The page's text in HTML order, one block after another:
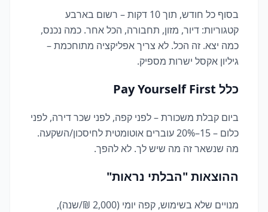
בסוף כל חודש, תוך 10 דקות – רשום בארבע
קטגוריות: דיור, מזון, תחבורה, הכל אחר. כמה נכנס,
כמה יצא. זה הכל. לא צריך אפליקציה מתוחכמת –
גיליון אקסל ישרות מספיק.
כלל Pay Yourself First
ביום קבלת משכורת – לפני קפה, לפני שכר דירה, לפני
כלום – 15–20% עוברים אוטומטית לחיסכון/השקעה.
מה שנשאר זה מה שיש לך. לא להפך.
ההוצאות "הבלתי נראות"
מנויים שלא בשימוש, קפה יומי (2,000 ₪/שנה),